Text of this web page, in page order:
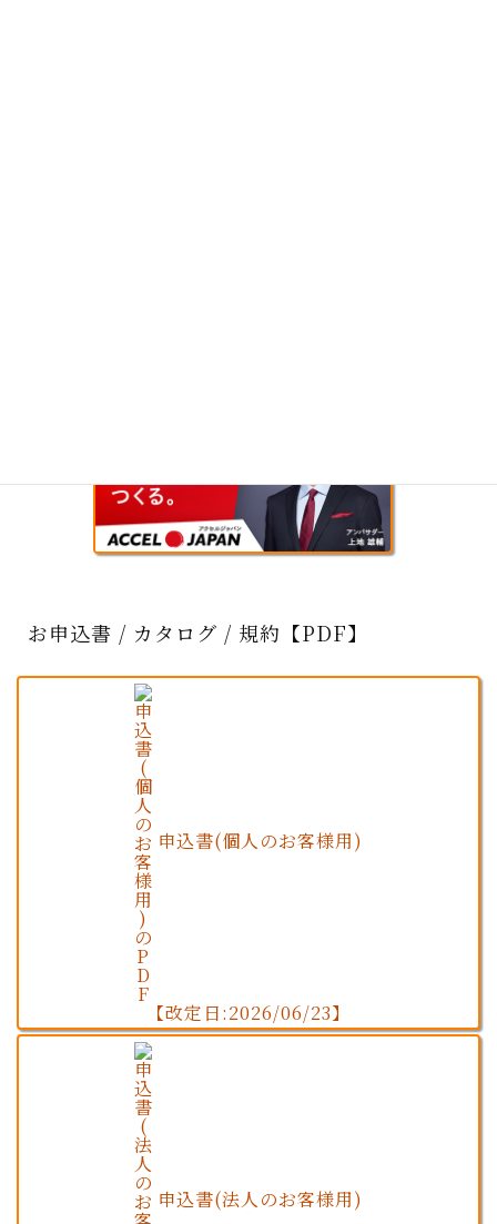
お申込書 / カタログ / 規約【PDF】
申込書(個人のお客様用)
【改定日:2026/06/23】
申込書(法人のお客様用)